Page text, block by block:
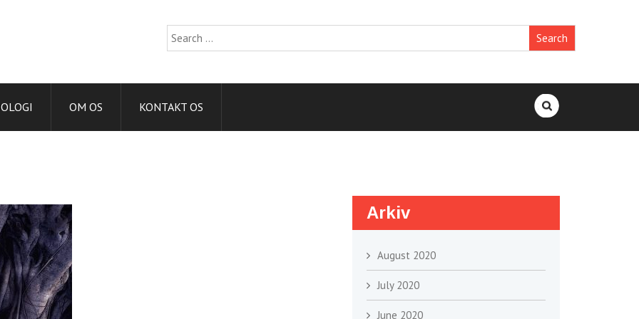
Search
for:
OM OS KONTAKT OS
Search
for:
Arkiv
August 2020
July 2020
June 2020